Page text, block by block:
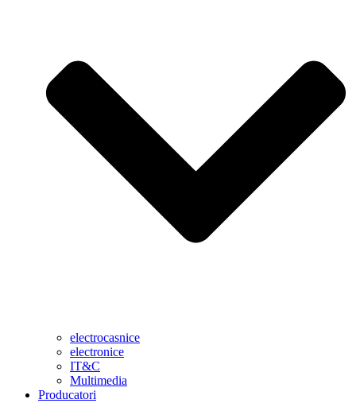
electrocasnice
electronice
IT&C
Multimedia
Producatori